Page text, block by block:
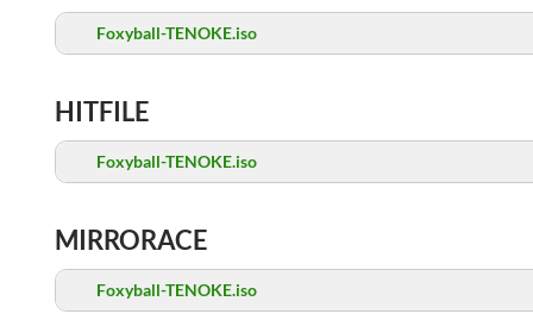
Foxyball-TENOKE.iso
HITFILE
Foxyball-TENOKE.iso
MIRRORACE
Foxyball-TENOKE.iso